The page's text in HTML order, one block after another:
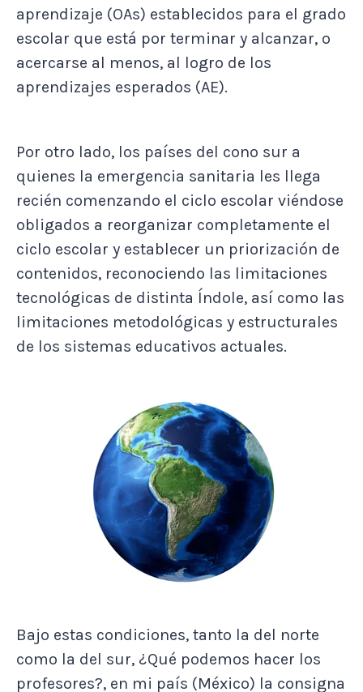
aprendizaje (OAs) establecidos para el grado
escolar que está por terminar y alcanzar, o
acercarse al menos, al logro de los
aprendizajes esperados (AE).
Por otro lado, los países del cono sur a
quienes la emergencia sanitaria les llega
recién comenzando el ciclo escolar viéndose
obligados a reorganizar completamente el
ciclo escolar y establecer un priorización de
contenidos, reconociendo las limitaciones
tecnológicas de distinta Índole, así como las
limitaciones metodológicas y estructurales
de los sistemas educativos actuales.
Bajo estas condiciones, tanto la del norte
como la del sur, ¿Qué podemos hacer los
profesores?, en mi país (México) la consigna